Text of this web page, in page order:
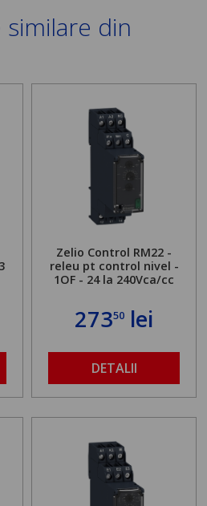
din
Zelio Control RM22 -
releu pt control nivel -
1OF - 24 la 240Vca/cc
27350 lei
DETALII